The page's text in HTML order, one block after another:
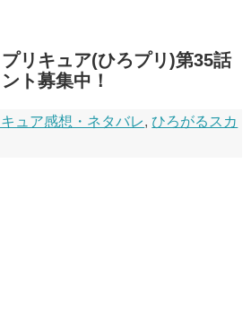
リキュア(ひろプリ)第35話
ト募集中！
ュア感想・ネタバレ,ひろがるスカ